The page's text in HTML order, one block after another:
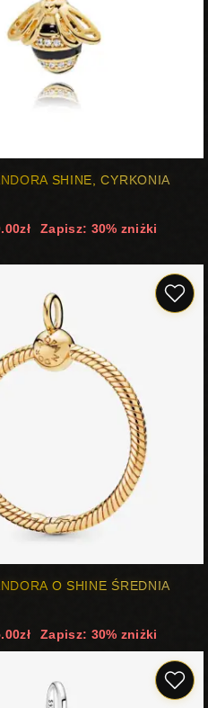
SHINE, CYRKONIA
Zapisz: 30% zniżki
O SHINE ŚREDNIA
Zapisz: 30% zniżki